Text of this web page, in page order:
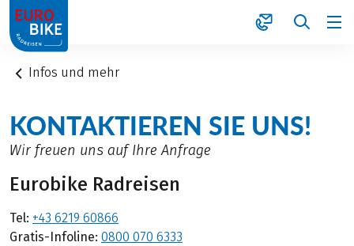
1
Infos und mehr
KONTAKTIEREN SIE UNS!
Wir freuen uns auf Ihre Anfrage
Eurobike Radreisen
Tel: +43 6219 60866
Gratis-Infoline: 0800 070 6333